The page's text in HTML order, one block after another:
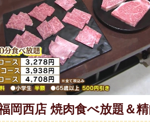
岡西店 焼肉食べ放題＆